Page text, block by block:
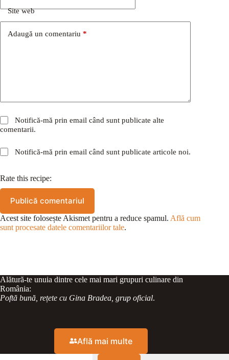
Site web
Adaugă un comentariu *
Notifică-mă prin email când sunt publicate alte
comentarii.
Notifică-mă prin email când sunt publicate articole noi.
Rate this recipe:
Publică comentariul
Acest site folosește Akismet pentru a reduce spamul. Află cum
sunt procesate datele comentariilor tale.
Alătură-te unuia dintre cele mai mari grupuri culinare din
România:
Poftă bună, rețete cu Gina Bradea, grup oficial.
Află mai multe